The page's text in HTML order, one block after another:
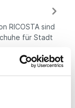
RICOSTA sind
für Stadt